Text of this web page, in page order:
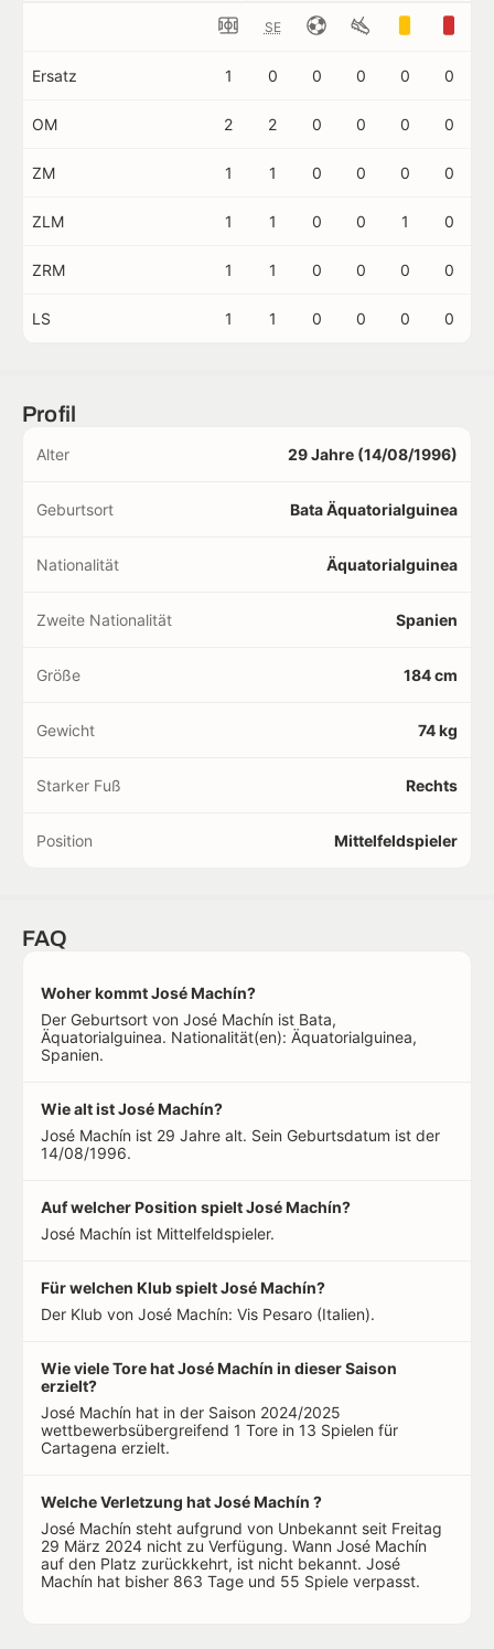
SE
Ersatz 1 0 0 0 0 0
OM 2 2 0 0 0 0
ZM 1 1 0 0 0 0
ZLM 1 1 0 0 1 0
ZRM 1 1 0 0 0 0
LS 1 1 0 0 0 0
Profil
Alter 29 Jahre (14/08/1996)
Geburtsort Bata Äquatorialguinea
Nationalität Äquatorialguinea
Zweite Nationalität Spanien
Größe 184 cm
Gewicht 74 kg
Starker Fuß Rechts
Position Mittelfeldspieler
FAQ
Woher kommt José Machín?
Der Geburtsort von José Machín ist Bata,
Äquatorialguinea. Nationalität(en): Äquatorialguinea,
Spanien.
Wie alt ist José Machín?
José Machín ist 29 Jahre alt. Sein Geburtsdatum ist der
14/08/1996.
Auf welcher Position spielt José Machín?
José Machín ist Mittelfeldspieler.
Für welchen Klub spielt José Machín?
Der Klub von José Machín: Vis Pesaro (Italien).
Wie viele Tore hat José Machín in dieser Saison
erzielt?
José Machín hat in der Saison 2024/2025
wettbewerbsübergreifend 1 Tore in 13 Spielen für
Cartagena erzielt.
Welche Verletzung hat José Machín ?
José Machín steht aufgrund von Unbekannt seit Freitag
29 März 2024 nicht zu Verfügung. Wann José Machín
auf den Platz zurückkehrt, ist nicht bekannt. José
Machín hat bisher 863 Tage und 55 Spiele verpasst.